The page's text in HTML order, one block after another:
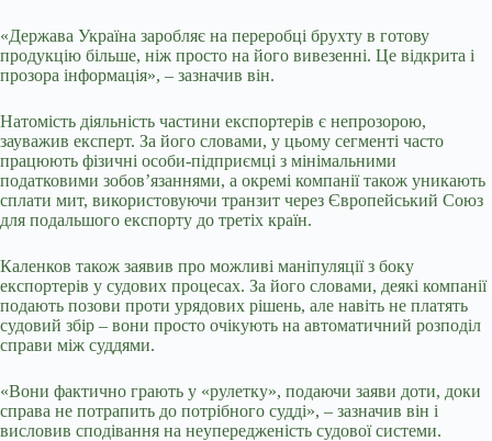
«Держава Україна заробляє на переробці брухту в готову
продукцію більше, ніж просто на його вивезенні. Це відкрита і
прозора інформація», – зазначив він.
Натомість діяльність частини експортерів є непрозорою,
зауважив експерт. За його словами, у цьому сегменті часто
працюють фізичні особи-підприємці з мінімальними
податковими зобов’язаннями, а окремі компанії також уникають
сплати мит, використовуючи транзит через Європейський Союз
для подальшого експорту до третіх країн.
Каленков також заявив про можливі маніпуляції з боку
експортерів у судових процесах. За його словами, деякі компанії
подають позови проти урядових рішень, але навіть не платять
судовий збір – вони просто очікують на автоматичний розподіл
справи між суддями.
«Вони фактично грають у «рулетку», подаючи заяви доти, доки
справа не потрапить до потрібного судді», – зазначив він і
висловив сподівання на неупередженість судової системи.